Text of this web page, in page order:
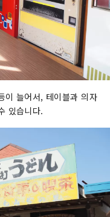
이 늘어서, 테이블과 의자
있습니다.